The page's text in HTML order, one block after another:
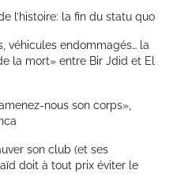
l’histoire: la fin du statu quo
véhicules endommagés… la
la mort» entre Bir Jdid et El
nous son corps»,
son club (et ses
doit à tout prix éviter le